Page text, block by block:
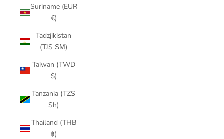
Suriname (EUR
€)
Tadzjikistan
(TJS ЅМ)
Taiwan (TWD
$)
Tanzania (TZS
Sh)
Thailand (THB
฿)